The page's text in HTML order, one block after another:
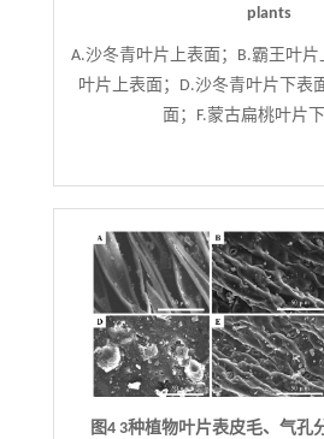
plants
A.沙冬青叶片上表面；B.霸王叶
叶片上表面；D.沙冬青叶片下表
面；F.蒙古扁桃叶片下
图4 3种植物叶片表皮毛、气孔